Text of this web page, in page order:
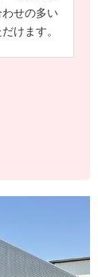
せの多い
けます。